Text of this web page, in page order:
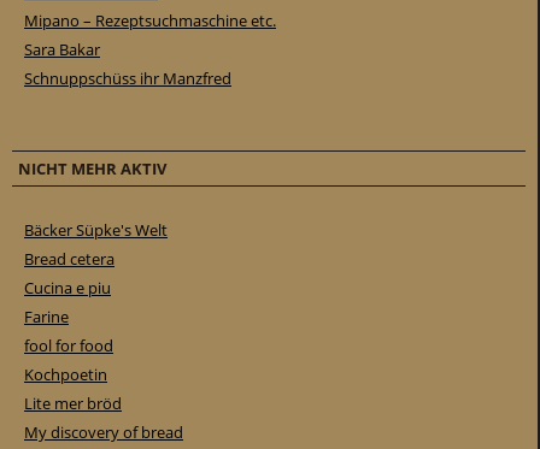
Mipano – Rezeptsuchmaschine etc.
Sara Bakar
Schnuppschüss ihr Manzfred
NICHT MEHR AKTIV
Bäcker Süpke's Welt
Bread cetera
Cucina e piu
Farine
fool for food
Kochpoetin
Lite mer bröd
My discovery of bread